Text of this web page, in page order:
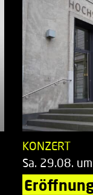
KONZERT
Sa. 29.08.